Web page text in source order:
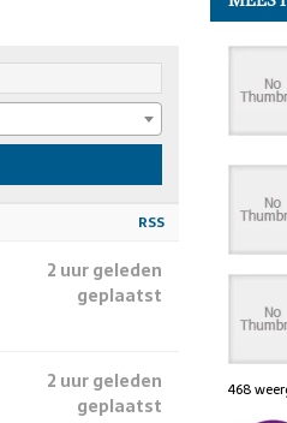
RSS
2 uur geleden
geplaatst
2 uur geleden
geplaatst
468